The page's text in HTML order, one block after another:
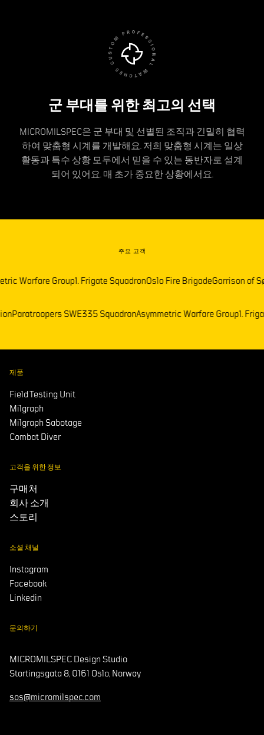
군 부대를 위한 최고의 선택
MICROMILSPEC은 군 부대 및 선별된 조직과 긴밀히 협력
하여 맞춤형 시계를 개발해요. 저희 맞춤형 시계는 일상
활동과 특수 상황 모두에서 믿을 수 있는 동반자로 설계
되어 있어요. 매 초가 중요한 상황에서요.
주요 고객
Warfare Group1. Frigate SquadronOslo Fire BrigadeGarrison of
Paratroopers SWE335 SquadronAsymmetric Warfare Group1.
제품
Field Testing Unit
Milgraph
Milgraph Sabotage
Combat Diver
고객을 위한 정보
구매처
회사 소개
스토리
소셜 채널
Instagram
Facebook
Linkedin
문의하기
MICROMILSPEC Design Studio
Stortingsgata 8, 0161 Oslo, Norway
sos@micromilspec.com